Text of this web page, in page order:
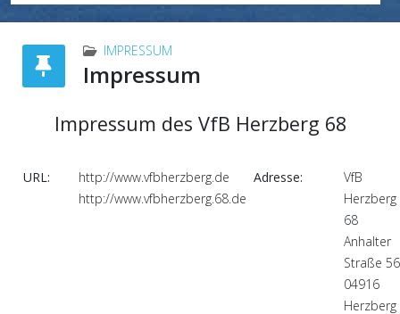
IMPRESSUM
Impressum
Impressum des VfB Herzberg 68
URL:
http://www.vfbherzberg.de
http://www.vfbherzberg.68.de
Adresse:
VfB
Herzberg
68
Anhalter
Straße
04916
Herzberg